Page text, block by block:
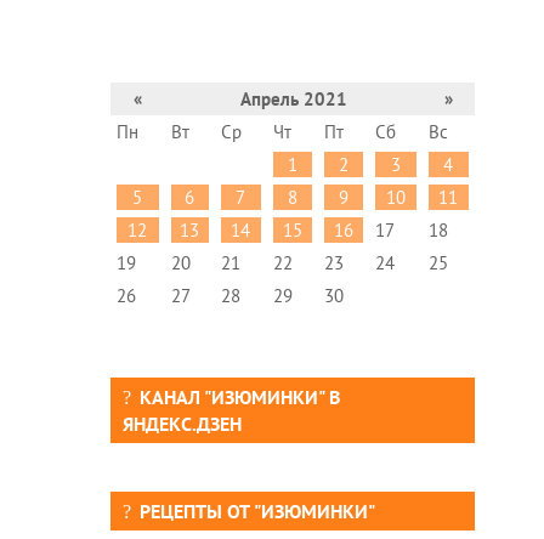
« Апрель 2021
»
Пн
Вт Ср Чт Пт Сб
Вс
1
2 3
4
5
6 7 8 9 10
11
12
13 14 15 16 17
18
19
20 21 22 23 24
25
26
27 28 29 30
КАНАЛ "ИЗЮМИНКИ" В
ЯНДЕКС.ДЗЕН
РЕЦЕПТЫ ОТ "ИЗЮМИНКИ"